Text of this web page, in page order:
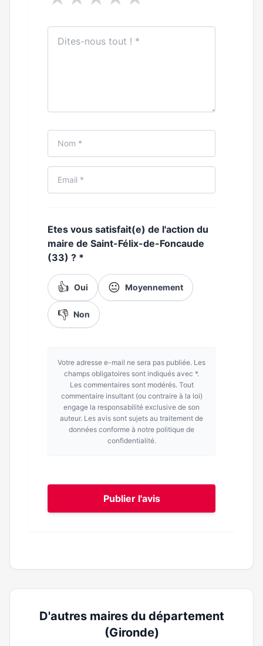
Etes vous satisfait(e) de l'action du
maire de Saint-Félix-de-Foncaude
(33) ? *
👍 Oui 😐 Moyennement
👎 Non
Votre adresse e-mail ne sera pas publiée. Les
champs obligatoires sont indiqués avec *.
Les commentaires sont modérés. Tout
commentaire insultant (ou contraire à la loi)
engage la responsabilité exclusive de son
auteur. Les avis sont sujets au traitement de
données conforme à notre politique de
confidentialité.
Publier l'avis
D'autres maires du département
(Gironde)